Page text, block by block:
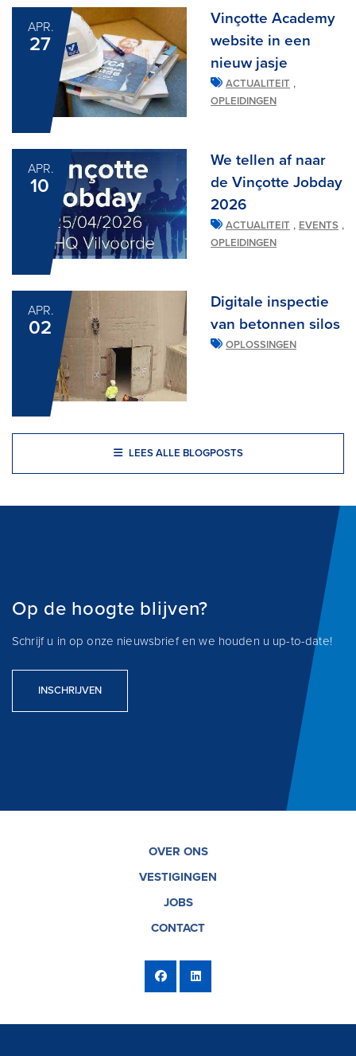
APR.
27
Vinçotte Academy
website in een
nieuw jasje
ACTUALITEIT ,
OPLEIDINGEN
APR.
10
We tellen af naar
de Vinçotte Jobday
2026
ACTUALITEIT , EVENTS ,
OPLEIDINGEN
APR.
02
Digitale inspectie
van betonnen silos
OPLOSSINGEN
LEES ALLE BLOGPOSTS
Op de hoogte blijven?
Schrijf u in op onze nieuwsbrief en we houden u up-to-date!
INSCHRIJVEN
OVER ONS
VESTIGINGEN
JOBS
CONTACT